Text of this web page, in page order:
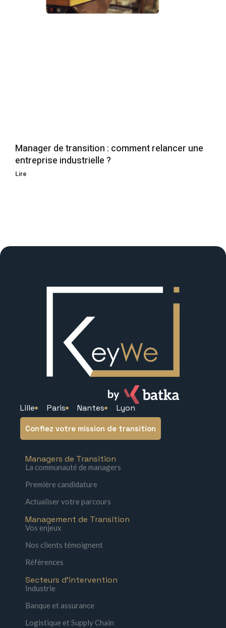
Manager de transition : comment relancer une
entreprise industrielle ?
Lire
Lille Paris Nantes Lyon
Confiez votre mission de transition
Managers de Transition
La communauté de managers
Première candidature
Actualiser votre parcours
Management de Transition
Vos enjeux
Nos clients témoignent
Références
Secteurs d'intervention
Industrie
Banque et assurance
Logistique et Supply Chain